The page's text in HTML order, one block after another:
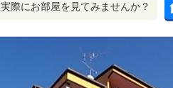
実際にお部屋を見てみませんか？